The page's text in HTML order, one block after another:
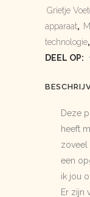
Grietje
apparaat,
technologie,
DEEL OP:
Deze
heeft
zoveel
een
ik jou
Er zijn